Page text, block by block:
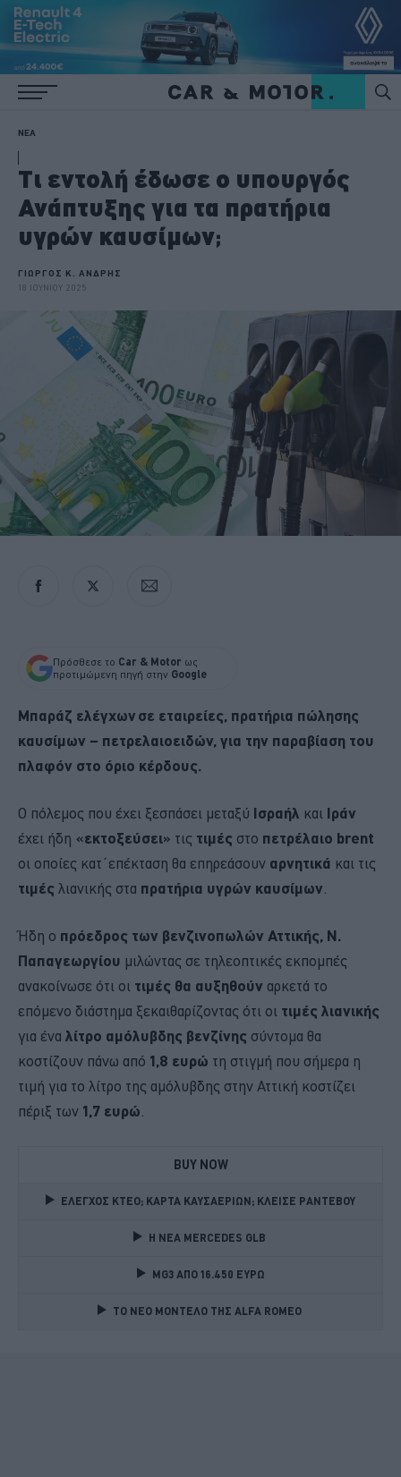
ΝΕΑ
Τι εντολή έδωσε ο υπουργός
Ανάπτυξης για τα πρατήρια
υγρών καυσίμων;
ΓΙΩΡΓΟΣ Κ. ΑΝΔΡΗΣ
18 ΙΟΥΝΙΟΥ 2025
Πρόσθεσε το Car & Motor ως
προτιμώμενη πηγή στην Google
Μπαράζ ελέγχων σε εταιρείες, πρατήρια πώλησης
καυσίμων – πετρελαιοειδών, για την παραβίαση του
πλαφόν στο όριο κέρδους.
O πόλεμος που έχει ξεσπάσει μεταξύ Ισραήλ και Ιράν
έχει ήδη «εκτοξεύσει» τις τιμές στο πετρέλαιο brent
οι οποίες κατ΄επέκταση θα επηρεάσουν αρνητικά και τις
τιμές λιανικής στα πρατήρια υγρών καυσίμων
Ήδη ο πρόεδρος των βενζινοπωλών Αττικής, Ν.
Παπαγεωργίου μιλώντας σε τηλεοπτικές εκπομπές
ανακοίνωσε ότι οι τιμές θα αυξηθούν αρκετά το
επόμενο διάστημα ξεκαιθαρίζοντας ότι οι τιμές λιανικής
για ένα λίτρο αμόλυβδης βενζίνης σύντομα θα
κοστίζουν πάνω από 1,8 ευρώ τη στιγμή που σήμερα η
τιμή για το λίτρο της αμόλυβδης στην Αττική κοστίζει
πέριξ των 1,7 ευρώ
BUY NOW
ΕΛΕΓΧΟΣ ΚΤΕΟ; ΚΑΡΤΑ ΚΑΥΣΑΕΡΙΩΝ; ΚΛΕΙΣΕ ΡΑΝΤΕΒΟΥ
Η ΝΕΑ MERCEDES GLB
MG3 ΑΠΟ 16.450 ΕΥΡΩ
TO NEO MONTΕΛΟ ΤΗΣ ALFA ROMEO